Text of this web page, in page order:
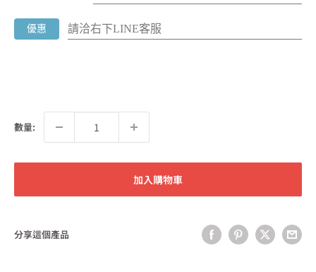
優惠 請洽右下LINE客服
數量:
加入購物車
分享這個產品